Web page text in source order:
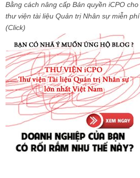
Bằng cách nâng cấp Bản quyền iCPO cho
thư viện tài liệu Quản trị Nhân sự miễn phí
(Click)